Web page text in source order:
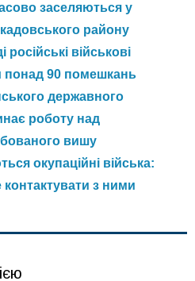
заселяються у
району
військові
понад 90 помешкань
державного
роботу над
вишу
окупаційні війська:
з ними